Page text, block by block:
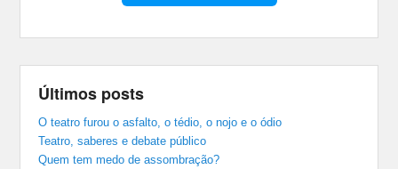
Últimos posts
O teatro furou o asfalto, o tédio, o nojo e o ódio
Teatro, saberes e debate público
Quem tem medo de assombração?